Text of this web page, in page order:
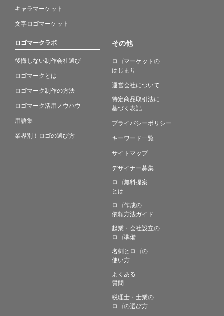
キャラマーケット
文字ロゴマーケット
ロゴマークラボ
後悔しない制作会社選び
ロゴマークとは
ロゴマーク制作の方法
ロゴマーク活用ノウハウ
用語集
業界別！ロゴの選び方
その他
ロゴマーケットの
はじまり
運営会社について
特定商品取引法に
基づく表記
プライバシーポリシー
キーワード一覧
サイトマップ
デザイナー募集
ロゴ無料提案
とは
ロゴ作成の
依頼方法ガイド
起業・会社設立の
ロゴ準備
名刺とロゴの
使い方
よくある
質問
税理士・士業の
ロゴの選び方